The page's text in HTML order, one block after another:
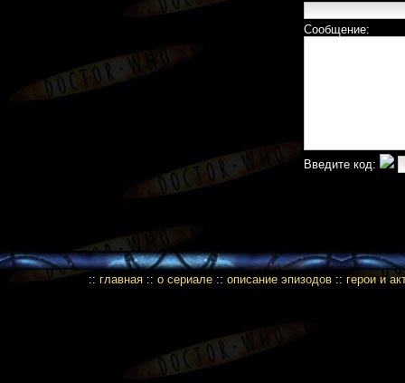
Сообщение:
Введите код:
:: главная :: о сериале :: описание эпизодов :: герои и